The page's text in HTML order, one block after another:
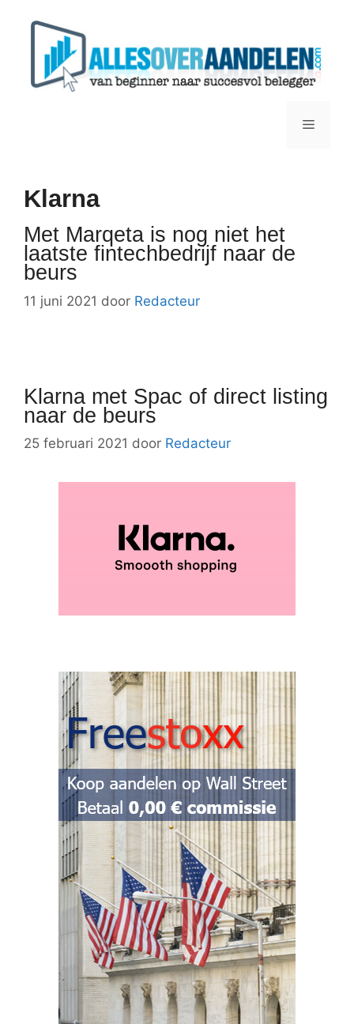
Menu
Klarna
Met Marqeta is nog niet het
laatste fintechbedrijf naar de
beurs
11 juni 2021 door Redacteur
Klarna met Spac of direct listing
naar de beurs
25 februari 2021 door Redacteur